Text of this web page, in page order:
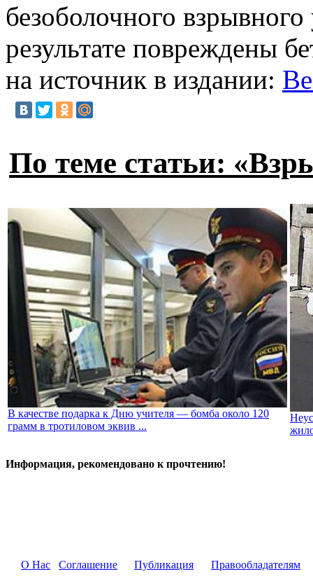
безоболочного
результате повреждены
на источник в издании:
По теме статьи:
В качестве подарка к Дню учителя — бомба около 120
грамм в тротиловом эквив ...
Информация, рекомендовано к прочтению!
О Нас Соглашение Публикация Правообладателям